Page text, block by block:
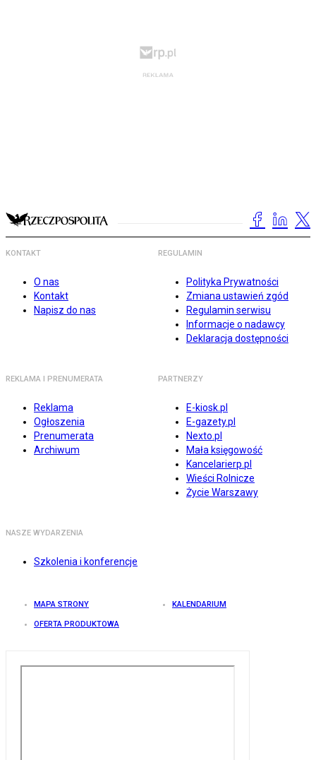
KONTAKT
O nas
Kontakt
Napisz do nas
REGULAMIN
Polityka Prywatności
Zmiana ustawień zgód
Regulamin serwisu
Informacje o nadawcy
Deklaracja dostępności
REKLAMA I PRENUMERATA
Reklama
Ogłoszenia
Prenumerata
Archiwum
PARTNERZY
E-kiosk.pl
E-gazety.pl
Nexto.pl
Mała księgowość
Kancelarierp.pl
Wieści Rolnicze
Życie Warszawy
NASZE WYDARZENIA
Szkolenia i konferencje
MAPA STRONY KALENDARIUM
OFERTA PRODUKTOWA